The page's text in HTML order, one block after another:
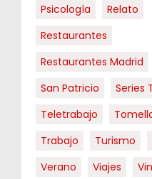
Psicología
Relato
Restaurantes
Restaurantes Madrid
San Patricio
Series
Teletrabajo
Trabajo
Turismo
Verano
Viajes